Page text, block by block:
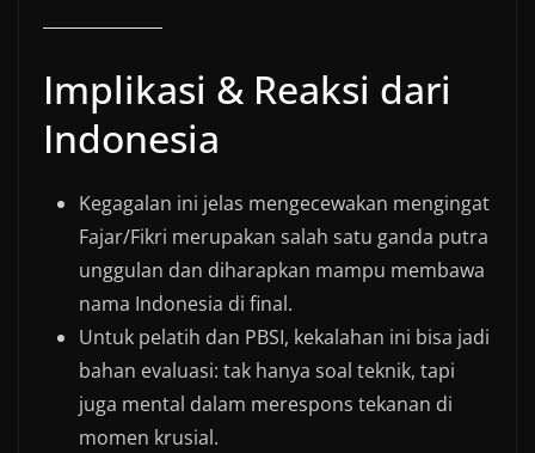
Implikasi & Reaksi dari
Indonesia
Kegagalan ini jelas mengecewakan mengingat
Fajar/Fikri merupakan salah satu ganda putra
unggulan dan diharapkan mampu membawa
nama Indonesia di final.
Untuk pelatih dan PBSI, kekalahan ini bisa jadi
bahan evaluasi: tak hanya soal teknik, tapi
juga mental dalam merespons tekanan di
momen krusial.